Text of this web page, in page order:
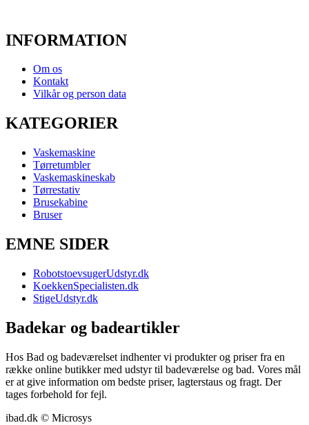
INFORMATION
Om os
Kontakt
Vilkår og person data
KATEGORIER
Vaskemaskine
Tørretumbler
Vaskemaskineskab
Tørrestativ
Brusekabine
Bruser
EMNE SIDER
RobotstoevsugerUdstyr.dk
KoekkenSpecialisten.dk
StigeUdstyr.dk
Badekar og badeartikler
Hos Bad og badeværelset indhenter vi produkter og priser fra en
række online butikker med udstyr til badeværelse og bad. Vores mål
er at give information om bedste priser, lagterstaus og fragt. Der
tages forbehold for fejl.
ibad.dk © Microsys